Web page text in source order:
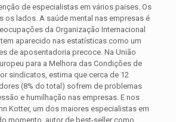
de especialistas em vários paises. Os
os lados. A saúde mental nas empresas é
da Organização Internacional
tem aparecido nas estatísticas como um
de aposentadoria precoce. Na União
para a Melhora das Condições de
sindicatos, estima que cerca de 12
(8% do total) sofrem de problemas
e humilhação nas empresas. E nos
Kotter, um dos maiores especialistas em
momento, autor de best-seller como